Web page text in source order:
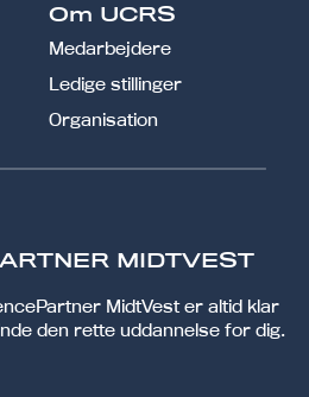
Om UCRS
Medarbejdere
Ledige stillinger
Organisation
MIDTVEST
MidtVest er altid klar
den rette uddannelse for dig.